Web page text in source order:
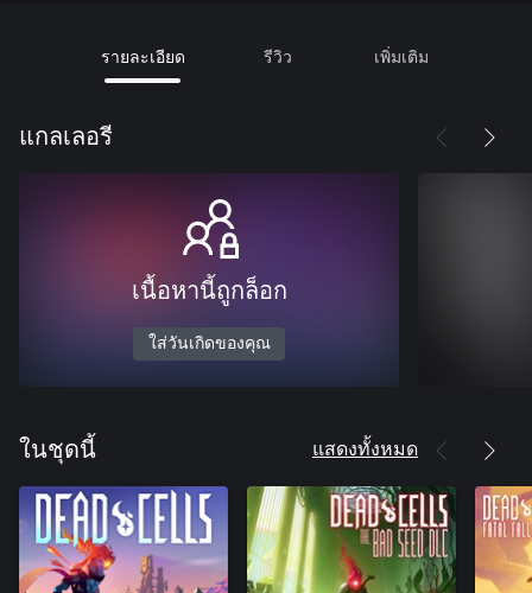
รายละเอียด รีวิว เพิ่มเติม
แกลเลอรี
เนื้อหานี้ถูกล็อก
ใส่วันเกิดของคุณ
ในชุดนี้ แสดงทั้งหมด